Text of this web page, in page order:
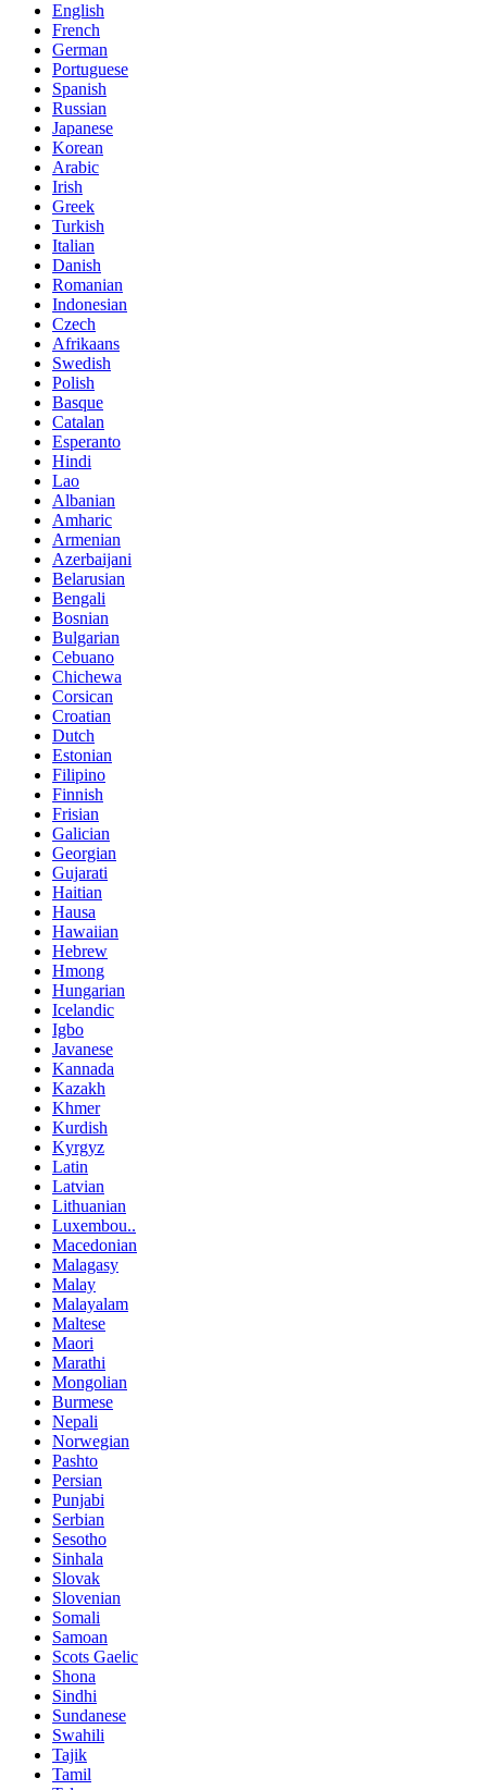
English
French
German
Portuguese
Spanish
Russian
Japanese
Korean
Arabic
Irish
Greek
Turkish
Italian
Danish
Romanian
Indonesian
Czech
Afrikaans
Swedish
Polish
Basque
Catalan
Esperanto
Hindi
Lao
Albanian
Amharic
Armenian
Azerbaijani
Belarusian
Bengali
Bosnian
Bulgarian
Cebuano
Chichewa
Corsican
Croatian
Dutch
Estonian
Filipino
Finnish
Frisian
Galician
Georgian
Gujarati
Haitian
Hausa
Hawaiian
Hebrew
Hmong
Hungarian
Icelandic
Igbo
Javanese
Kannada
Kazakh
Khmer
Kurdish
Kyrgyz
Latin
Latvian
Lithuanian
Luxembou..
Macedonian
Malagasy
Malay
Malayalam
Maltese
Maori
Marathi
Mongolian
Burmese
Nepali
Norwegian
Pashto
Persian
Punjabi
Serbian
Sesotho
Sinhala
Slovak
Slovenian
Somali
Samoan
Scots Gaelic
Shona
Sindhi
Sundanese
Swahili
Tajik
Tamil